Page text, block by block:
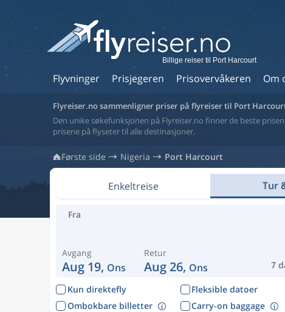
Flyvninger Prisjegeren Prisovervåkeren Om
Billige reiser til Port Harcourt
Flyreiser.no sammenligner priser på flyreiser til Port
Den unike søkefunksjonen på Flyreiser.no finner de beste
prisene på flyseter til alle destinasjoner.
Første side Nigeria Port Harcourt
Enkeltreise Tur
Fra
Avgang
Aug 19, Ons 7
Retur
Aug 26, Ons
Kun direktefly Fleksible datoer
Ombokbare billetter
Carry-on baggage